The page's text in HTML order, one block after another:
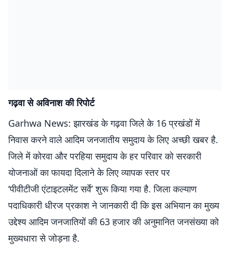
गढ़वा से अविनाश की रिपोर्ट
Garhwa News: झारखंड के गढ़वा जिले के 16 प्रखंडों में
निवास करने वाले आदिम जनजातीय समुदाय के लिए अच्छी खबर है.
जिले में कोरवा और परहिया समुदाय के हर परिवार को सरकारी
योजनाओं का फायदा दिलाने के लिए व्यापक स्तर पर
‘पीवीटीजी एंटाइटलमेंट सर्वे’ शुरू किया गया है. जिला कल्याण
पदाधिकारी धीरज प्रकाश ने जानकारी दी कि इस अभियान का मुख्य
उद्देश्य आदिम जनजातियों की 63 हजार की अनुमानित जनसंख्या को
मुख्यधारा से जोड़ना है.